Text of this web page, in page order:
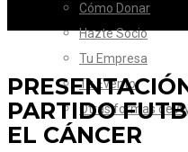
Cómo Donar
Hazte Socio
Tu Empresa
Tu Evento
Otras formas de
PARTIDO
EL CÁNCER